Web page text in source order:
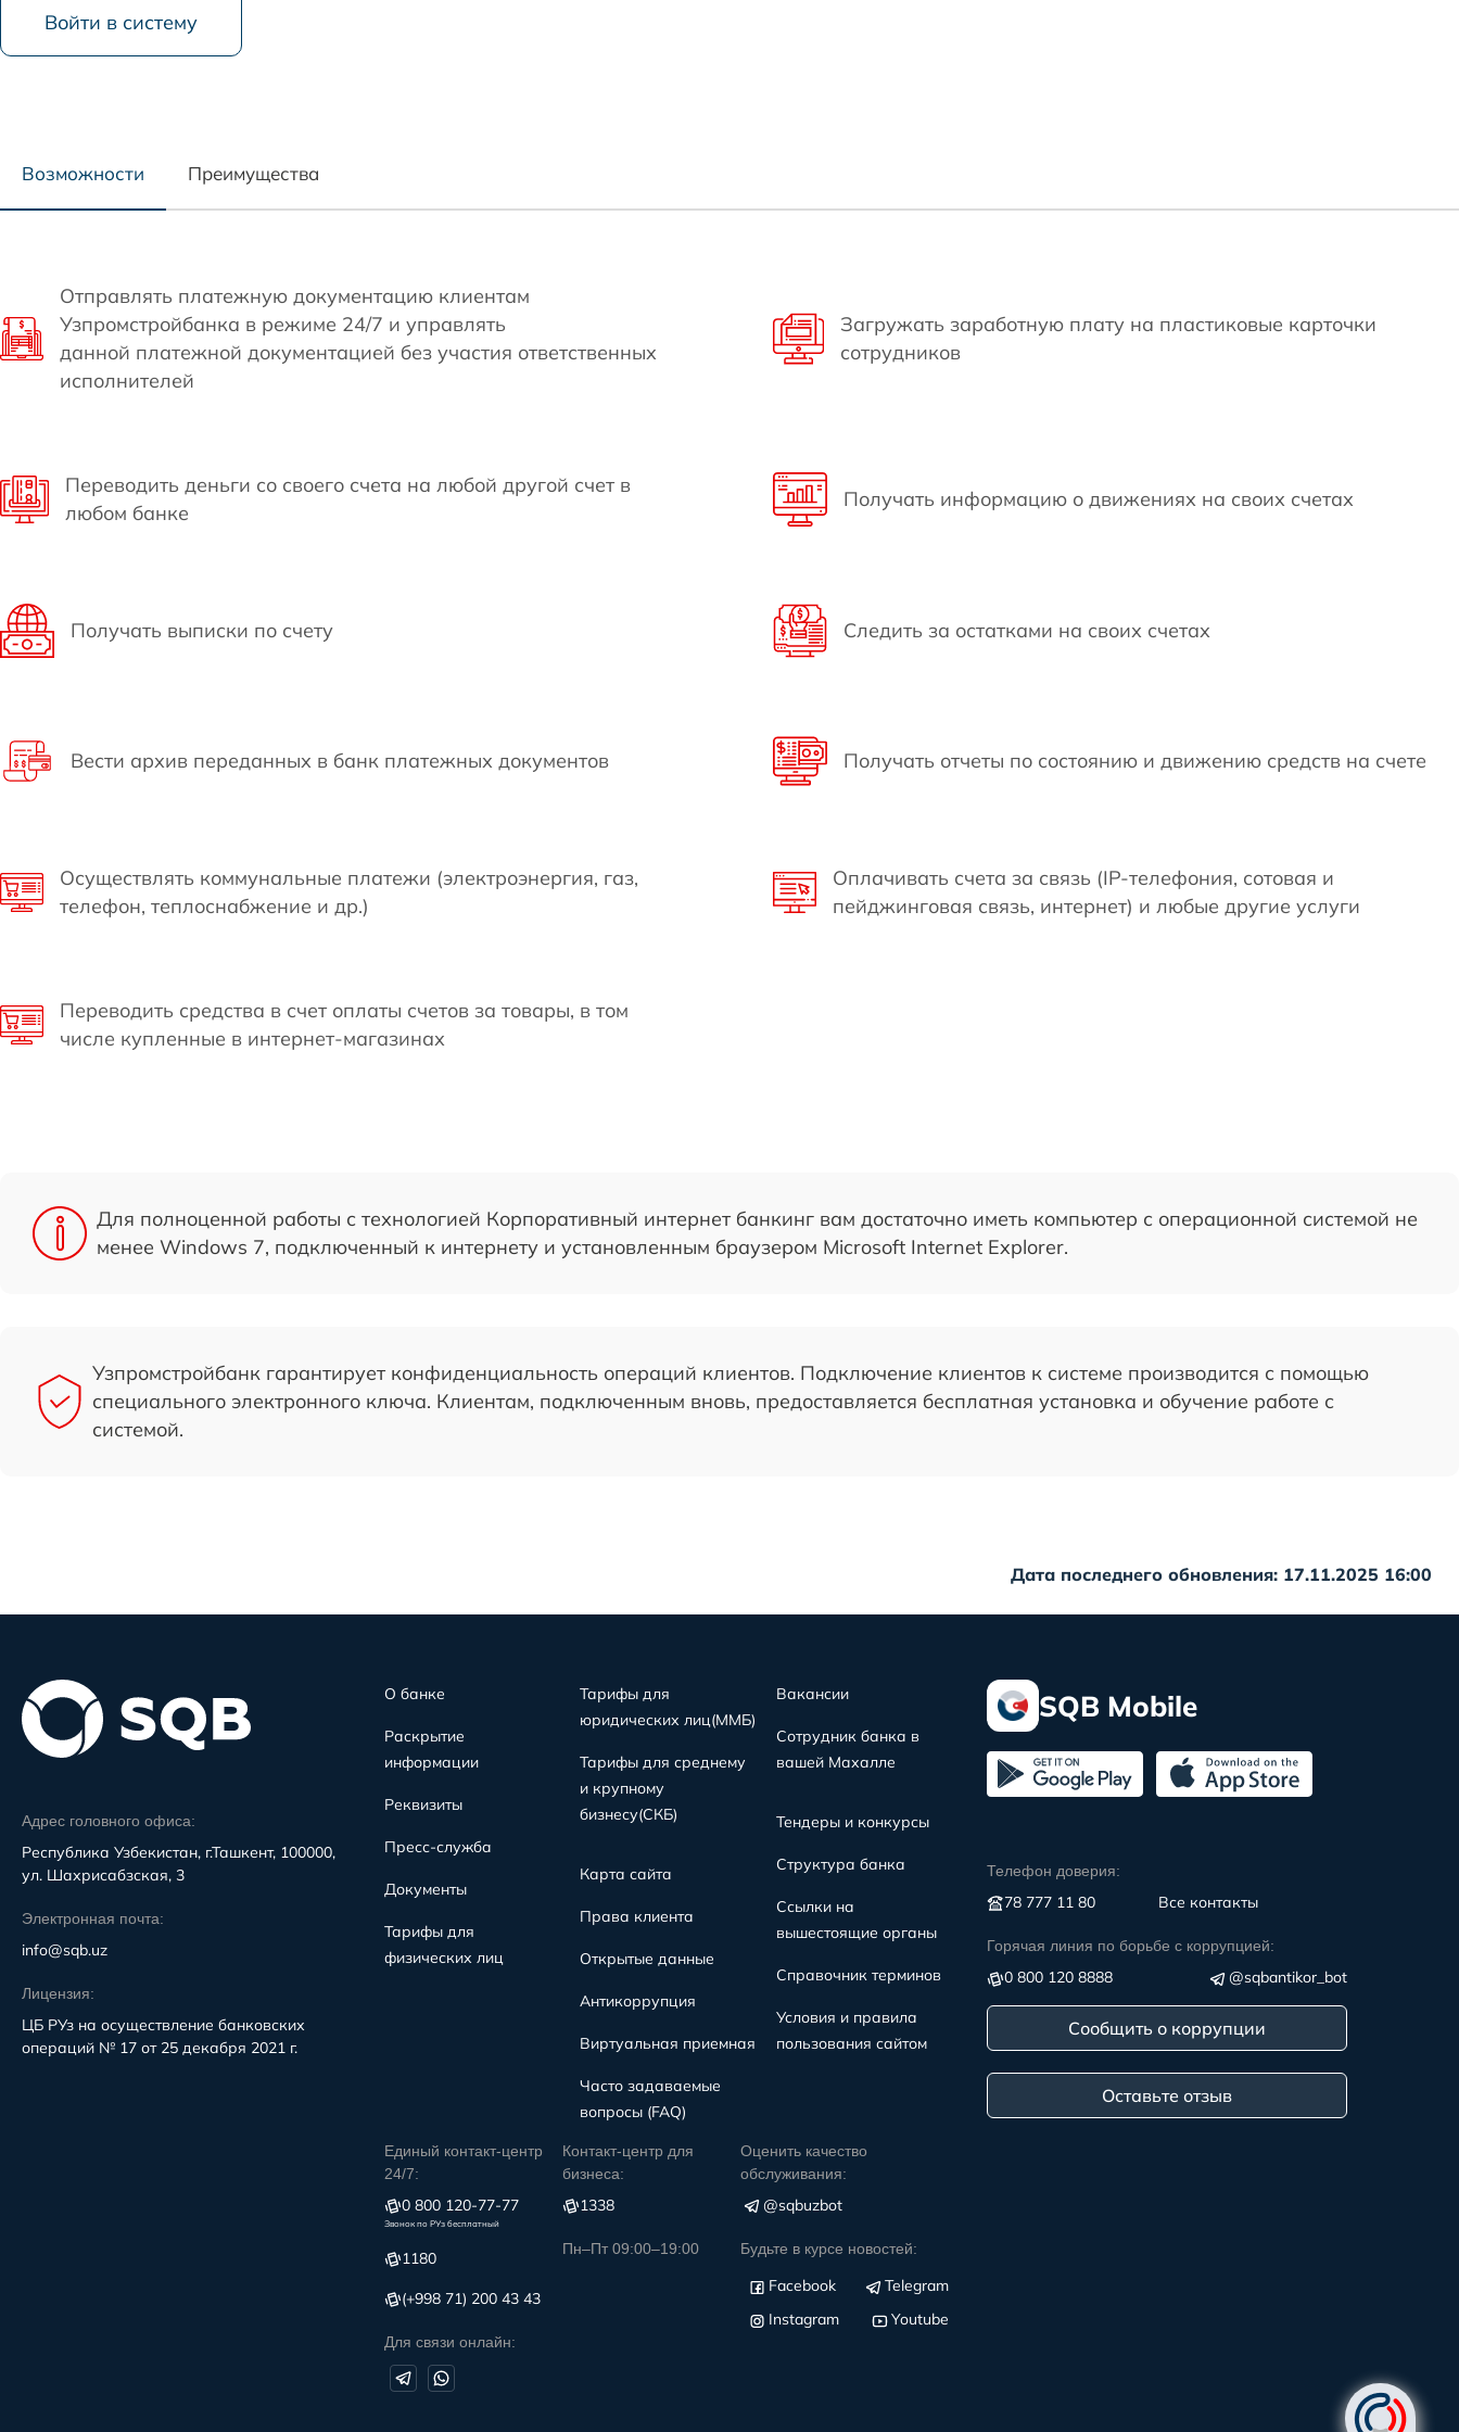
Финансирование строительных работ
Анализ и консультация
Войти в систему
Возможности Преимущества
Отправлять платежную документацию клиентам
Узпромстройбанка в режиме 24/7 и управлять
данной платежной документацией без участия ответственных
исполнителей
Загружать заработную плату на пластиковые карточки
сотрудников
Переводить деньги со своего счета на любой другой счет в
любом банке
Получать информацию о движениях на своих счетах
Получать выписки по счету Следить за остатками на своих счетах
Вести архив переданных в банк платежных документов Получать отчеты по состоянию и движению средств на счете
Осуществлять коммунальные платежи (электроэнергия, газ,
телефон, теплоснабжение и др.)
Оплачивать счета за связь (IP-телефония, сотовая и
пейджинговая связь, интернет) и любые другие услуги
Переводить средства в счет оплаты счетов за товары, в том
числе купленные в интернет-магазинах
Для полноценной работы с технологией Корпоративный интернет банкинг вам достаточно иметь компьютер с операционной системой не
менее Windows 7, подключенный к интернету и установленным браузером Microsoft Internet Explorer.
Узпромстройбанк гарантирует конфиденциальность операций клиентов. Подключение клиентов к системе производится с помощью
специального электронного ключа. Клиентам, подключенным вновь, предоставляется бесплатная установка и обучение работе с
системой.
Дата последнего обновления: 17.11.2025 16:00
Адрес головного офиса:
Республика Узбекистан, г.Ташкент, 100000,
ул. Шахрисабзская, 3
Электронная почта:
info@sqb.uz
Лицензия:
ЦБ РУз на осуществление банковских
операций № 17 от 25 декабря 2021 г.
О банке
Раскрытие
информации
Реквизиты
Пресс-служба
Документы
Тарифы для
физических лиц
Тарифы для
юридических лиц(MMБ)
Тарифы для среднему
и крупному
бизнесу(СКБ)
Карта сайта
Права клиента
Открытые данные
Антикоррупция
Виртуальная приемная
Часто задаваемые
вопросы (FAQ)
Вакансии
Сотрудник банка в
вашей Махалле
Тендеры и конкурсы
Структура банка
Ссылки на
вышестоящие органы
Справочник терминов
Условия и правила
пользования сайтом
Единый контакт-центр
24/7:
0 800 120-77-77
Звонок по РУз бесплатный
1180
(+998 71) 200 43 43
Для связи онлайн:
Контакт-центр для
бизнеса:
1338
Пн–Пт 09:00–19:00
Оценить качество
обслуживания:
@sqbuzbot
Будьте в курсе новостей:
Facebook
Telegram
Instagram
Youtube
SQB Mobile
Телефон доверия:
78 777 11 80 Все контакты
Горячая линия по борьбе с коррупцией:
0 800 120 8888 @sqbantikor_bot
Сообщить о коррупции
Оставьте отзыв